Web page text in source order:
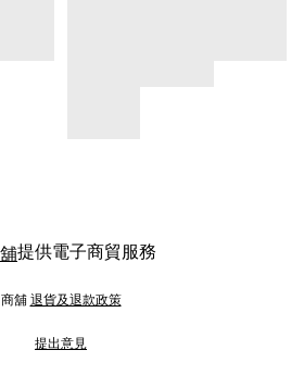
提供電子商貿服務
商舖 退貨及退款政策
提出意見